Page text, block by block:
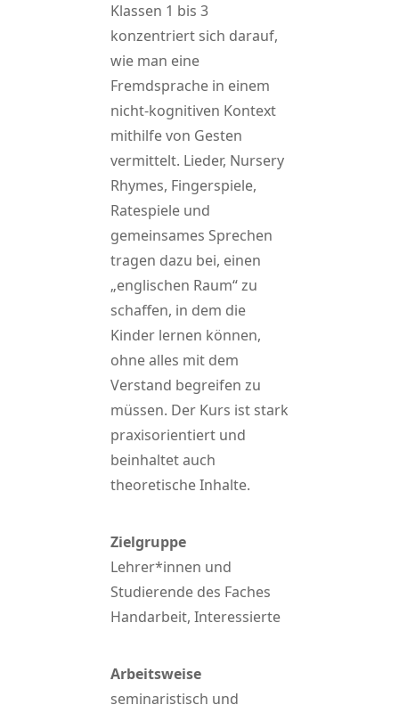
Klassen 1 bis 3
konzentriert sich darauf,
wie man eine
Fremdsprache in einem
nicht-kognitiven Kontext
mithilfe von Gesten
vermittelt. Lieder, Nursery
Rhymes, Fingerspiele,
Ratespiele und
gemeinsames Sprechen
tragen dazu bei, einen
„englischen Raum“ zu
schaffen, in dem die
Kinder lernen können,
ohne alles mit dem
Verstand begreifen zu
müssen. Der Kurs ist stark
praxisorientiert und
beinhaltet auch
theoretische Inhalte.
Zielgruppe
Lehrer*innen und
Studierende des Faches
Handarbeit, Interessierte
Arbeitsweise
seminaristisch und